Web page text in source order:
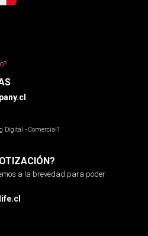
Digital - Comercial?
a la brevedad para poder